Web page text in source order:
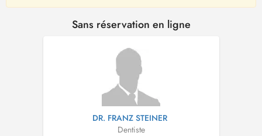
Sans réservation en ligne
DR. FRANZ STEINER
Dentiste